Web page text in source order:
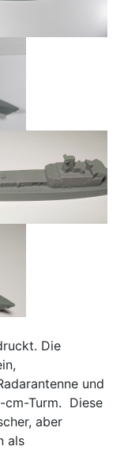
Die
und
cm-Turm. Diese
aber
als